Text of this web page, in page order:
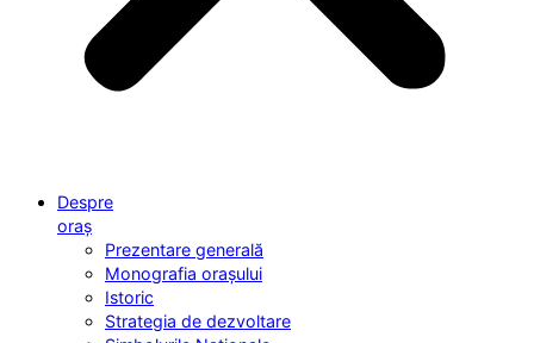
Despre
oraș
Prezentare generală
Monografia orașului
Istoric
Strategia de dezvoltare